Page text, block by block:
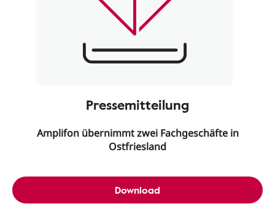
Pressemitteilung
Amplifon übernimmt zwei Fachgeschäfte in
Ostfriesland
Download